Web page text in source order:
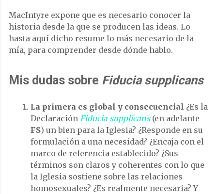
MacIntyre expone que es necesario conocer la
historia desde la que se producen las ideas. Lo
hasta aquí dicho resume lo más necesario de la
mía, para comprender desde dónde hablo.
Mis dudas sobre Fiducia supplicans
La primera es global y consecuencial ¿Es la
Declaración Fiducia supplicans(en adelante
FS) un bien para la Iglesia? ¿Responde en su
formulación a una necesidad? ¿Encaja con el
marco de referencia establecido? ¿Sus
términos son claros y coherentes con lo que
la Iglesia sostiene sobre las relaciones
homosexuales? ¿Es realmente necesaria? Y